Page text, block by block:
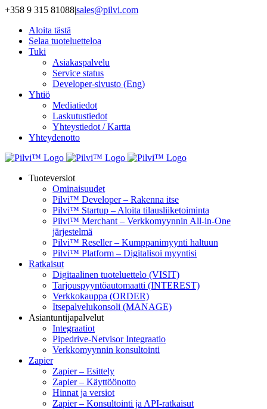
Skip
content
+358 9 315 81088|sales@pilvi.com
Aloita tästä
Selaa tuoteluetteloa
Tuki
Asiakaspalvelu
Service status
Developer-sivusto (Eng)
Yhtiö
Mediatiedot
Laskutustiedot
Yhteystiedot / Kartta
Yhteydenotto
Tuoteversiot
Ominaisuudet
Pilvi™ Developer – Rakenna itse
Pilvi™ Startup – Aloita tilausliiketoiminta
Pilvi™ Merchant – Verkkomyynnin All-in-One
järjestelmä
Pilvi™ Reseller – Kumppanimyynti haltuun
Pilvi™ Platform – Digitalisoi myyntisi
Ratkaisut
Digitaalinen tuoteluettelo (VISIT)
Tarjouspyyntöautomaatti (INTEREST)
Verkkokauppa (ORDER)
Itsepalvelukonsoli (MANAGE)
Asiantuntijapalvelut
Integraatiot
Pipedrive-Netvisor Integraatio
Verkkomyynnin konsultointi
Zapier
Zapier – Esittely
Zapier – Käyttöönotto
Hinnat ja versiot
Zapier – Konsultointi ja API-ratkaisut